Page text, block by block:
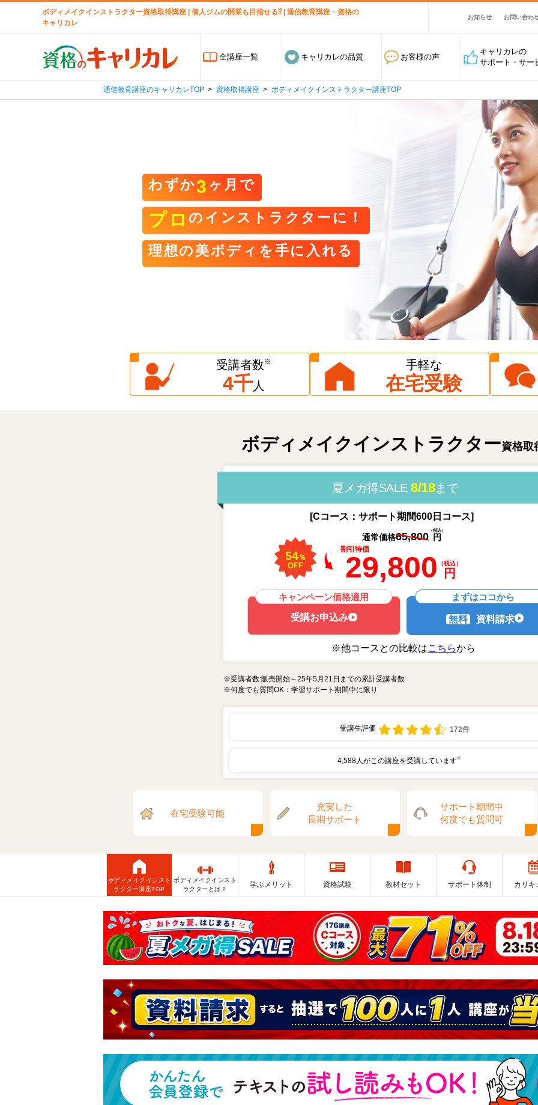
ボディメイクインストラクター資格取得講座 | 個人ジムの開業も目指せる⁉ | 通信教育講座・資格の
キャリカレ
お知らせ お問い合わ
全講座一覧 キャリカレの品質 お客様の声
キャリカレの
サポート・サー
通信教育講座のキャリカレTOP 資格取得講座 ボディメイクインストラクター講座TOP
わずか3 ヶ月で
プロ のインストラクターに！
理想の美ボディを手に入れる
受講者数※
4千人
手軽な
在宅受験
ボディメイクインストラクター資格取
夏メガ得SALE8/18まで
[Cコース：サポート期間600日コース]
54％
OFF
通常価格65,800 円
（税込）
割引特価
29,800 円
（税込）
キャンペーン価格適用
受講お申込み
まずはココから
無料 資料請求
※他コースとの比較はこちらから
※受講者数:販売開始～25年5月21日までの累計受講者数
※何度でも質問OK：学習サポート期間中に限り
受講生評価 172件
4,588人がこの講座を受講しています※
在宅受験可能
充実した
長期サポート
サポート期間中
何度でも質問可
ボディメイクインスト
ラクター講座TOP
ボディメイクインスト
ラクターとは？
学ぶメリット 資格試験 教材セット サポート体制 カリキ